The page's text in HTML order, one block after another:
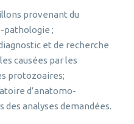
provenant du
pathologie ;
et de recherche
causées par les
protozoaires;
d’anatomo-
analyses demandées.